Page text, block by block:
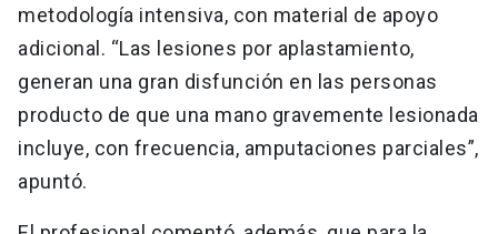
metodología intensiva, con material de apoyo
adicional. “Las lesiones por aplastamiento,
generan una gran disfunción en las personas
producto de que una mano gravemente lesionada
incluye, con frecuencia, amputaciones parciales”,
apuntó.